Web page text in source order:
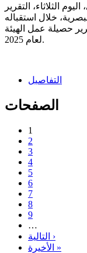
الثلاثاء، التقرير
خلال استقباله
حصيلة عمل الهيئة
لعام 2025.
التفاصيل
الصفحات
1
2
3
4
5
6
7
8
9
…
التالية ›
الأخيرة »